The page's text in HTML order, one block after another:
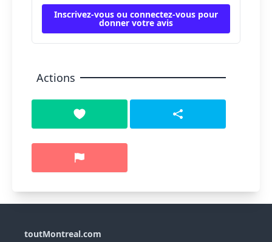
Inscrivez-vous ou connectez-vous pour
donner votre avis
Actions
toutMontreal.com